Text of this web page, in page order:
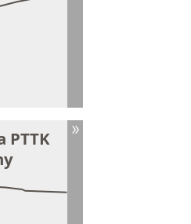
PTTK